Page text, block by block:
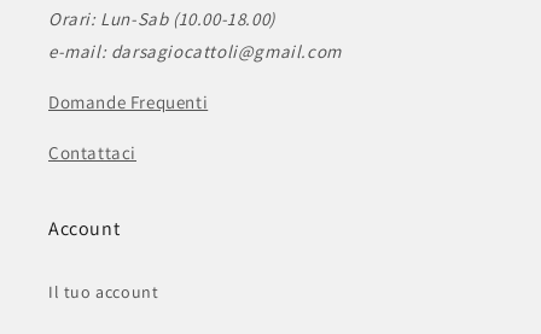
Orari: Lun-Sab (10.00-18.00)
e-mail: darsagiocattoli@gmail.com
Domande Frequenti
Contattaci
Account
Il tuo account